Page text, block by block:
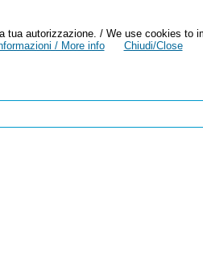
autorizzazione. / We use cookies to
/ More info Chiudi/Close